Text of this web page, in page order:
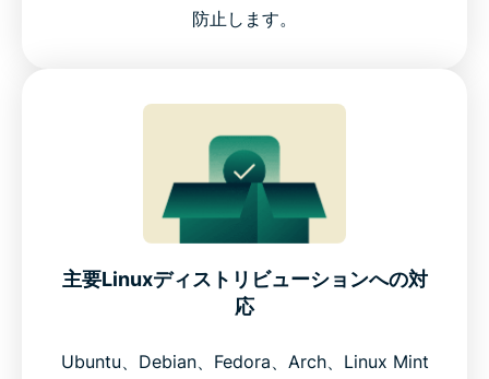
防止します。
主要Linuxディストリビューションへの対
応
Ubuntu、Debian、Fedora、Arch、Linux Mint